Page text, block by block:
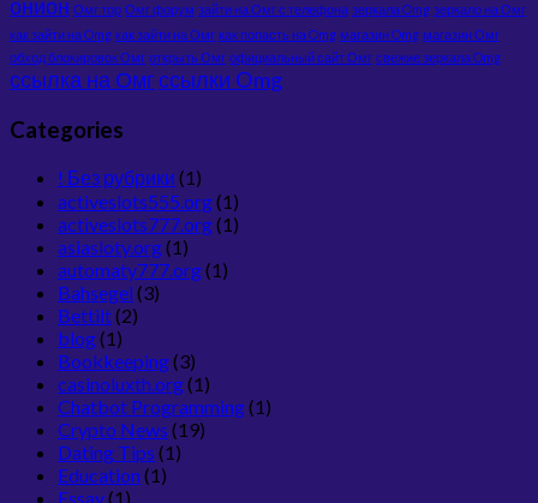
онион Омг тор Омг форум зайти на Омг с телефона зеркала Omg зеркало на Омг
как зайти на Omg как зайти на Омг как попасть на Omg магазин Omg магазин Омг
обход блокировок Омг открыть Омг официальный сайт Омг свежие зеркала Omg
ссылка на Омгссылки Omg
Categories
! Без рубрики (1)
activeslots555.org(1)
activeslots777.org(1)
asiasloty.org(1)
automaty777.org(1)
Bahsegel (3)
Bettilt(2)
blog(1)
Bookkeeping(3)
casinoluxth.org(1)
Chatbot Programming(1)
Crypto News (19)
Dating Tips (1)
Education (1)
Essay(1)